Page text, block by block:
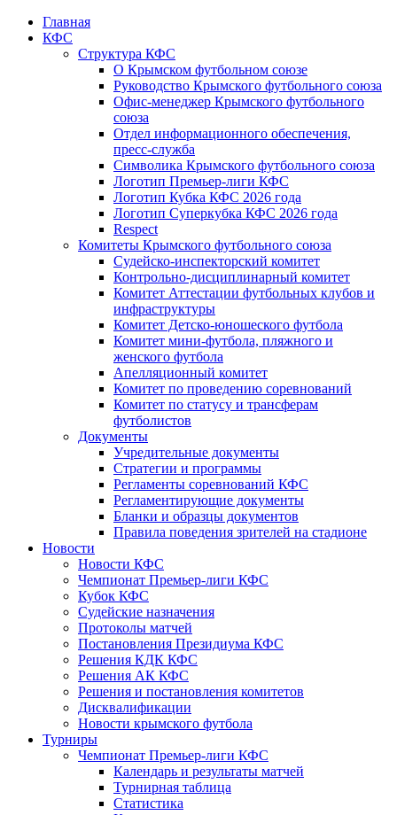
Главная
КФС
Структура КФС
О Крымском футбольном союзе
Руководство Крымского футбольного союза
Офис-менеджер Крымского футбольного
союза
Отдел информационного обеспечения,
пресс-служба
Символика Крымского футбольного союза
Логотип Премьер-лиги КФС
Логотип Кубка КФС 2026 года
Логотип Суперкубка КФС 2026 года
Respect
Комитеты Крымского футбольного союза
Судейско-инспекторский комитет
Контрольно-дисциплинарный комитет
Комитет Аттестации футбольных клубов и
инфраструктуры
Комитет Детско-юношеского футбола
Комитет мини-футбола, пляжного и
женского футбола
Апелляционный комитет
Комитет по проведению соревнований
Комитет по статусу и трансферам
футболистов
Документы
Учредительные документы
Стратегии и программы
Регламенты соревнований КФС
Регламентирующие документы
Бланки и образцы документов
Правила поведения зрителей на стадионе
Новости
Новости КФС
Чемпионат Премьер-лиги КФС
Кубок КФС
Судейские назначения
Протоколы матчей
Постановления Президиума КФС
Решения КДК КФС
Решения АК КФС
Решения и постановления комитетов
Дисквалификации
Новости крымского футбола
Турниры
Чемпионат Премьер-лиги КФС
Календарь и результаты матчей
Турнирная таблица
Статистика